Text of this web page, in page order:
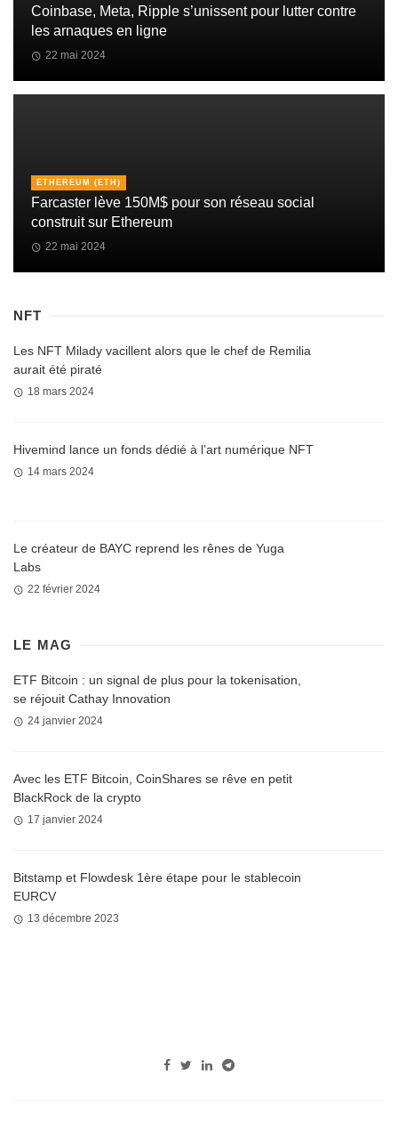
Coinbase, Meta, Ripple s’unissent pour lutter contre
les arnaques en ligne
22 mai 2024
ETHEREUM (ETH)
Farcaster lève 150M$ pour son réseau social
construit sur Ethereum
22 mai 2024
NFT
Les NFT Milady vacillent alors que le chef de Remilia
aurait été piraté
18 mars 2024
Hivemind lance un fonds dédié à l’art numérique NFT
14 mars 2024
Le créateur de BAYC reprend les rênes de Yuga
Labs
22 février 2024
LE MAG
ETF Bitcoin : un signal de plus pour la tokenisation,
se réjouit Cathay Innovation
24 janvier 2024
Avec les ETF Bitcoin, CoinShares se rêve en petit
BlackRock de la crypto
17 janvier 2024
Bitstamp et Flowdesk 1ère étape pour le stablecoin
EURCV
13 décembre 2023